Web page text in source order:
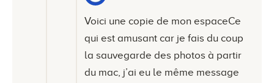
Voici une copie de mon espaceCe
qui est amusant car je fais du coup
la sauvegarde des photos à partir
du mac, j’ai eu le même message